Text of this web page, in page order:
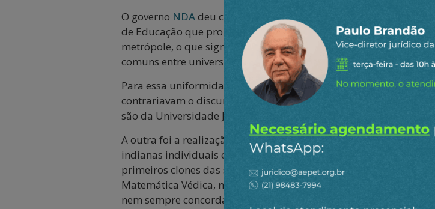
O governo NDAdeu continuidade, em grande medida, ao que o
de Educação que prometeu dar um cunho oficial a esta ideia de
metrópole, o que significa necessariamente a adoção de
comuns entre universidades indianas e metropolitanas.
Para essa uniformidade, dois passos decisivos: um foi a
contrariavam o discurso imperialista e que, por isso mesmo,
são da Universidade Jawaharlal Nehru, da Universidade Central
A outra foi a realização de negociações, sob a pressão da
indianas individuais e universidades estrangeiras para tornar os
primeiros clones das segundas. A única ressalva aqui é que a
Matemática Védica, nos conteúdos curriculares das
nem sempre concordam.